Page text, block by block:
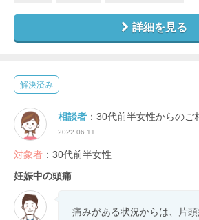
詳細を見る
解決済み
相談者 ：30代前半女性からのご
2022.06.11
対象者 ：30代前半女性
妊娠中の頭痛
痛みがある状況からは、片頭